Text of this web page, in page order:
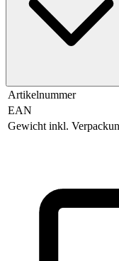
Artikelnummer
EAN
Gewicht inkl.